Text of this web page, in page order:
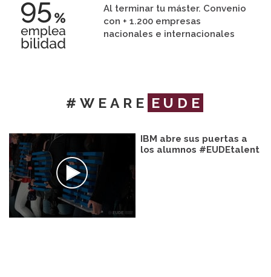
Al terminar tu máster. Convenio
con + 1.200 empresas
nacionales e internacionales
#WEARE EUDE
IBM abre sus puertas a
los alumnos #EUDEtalent